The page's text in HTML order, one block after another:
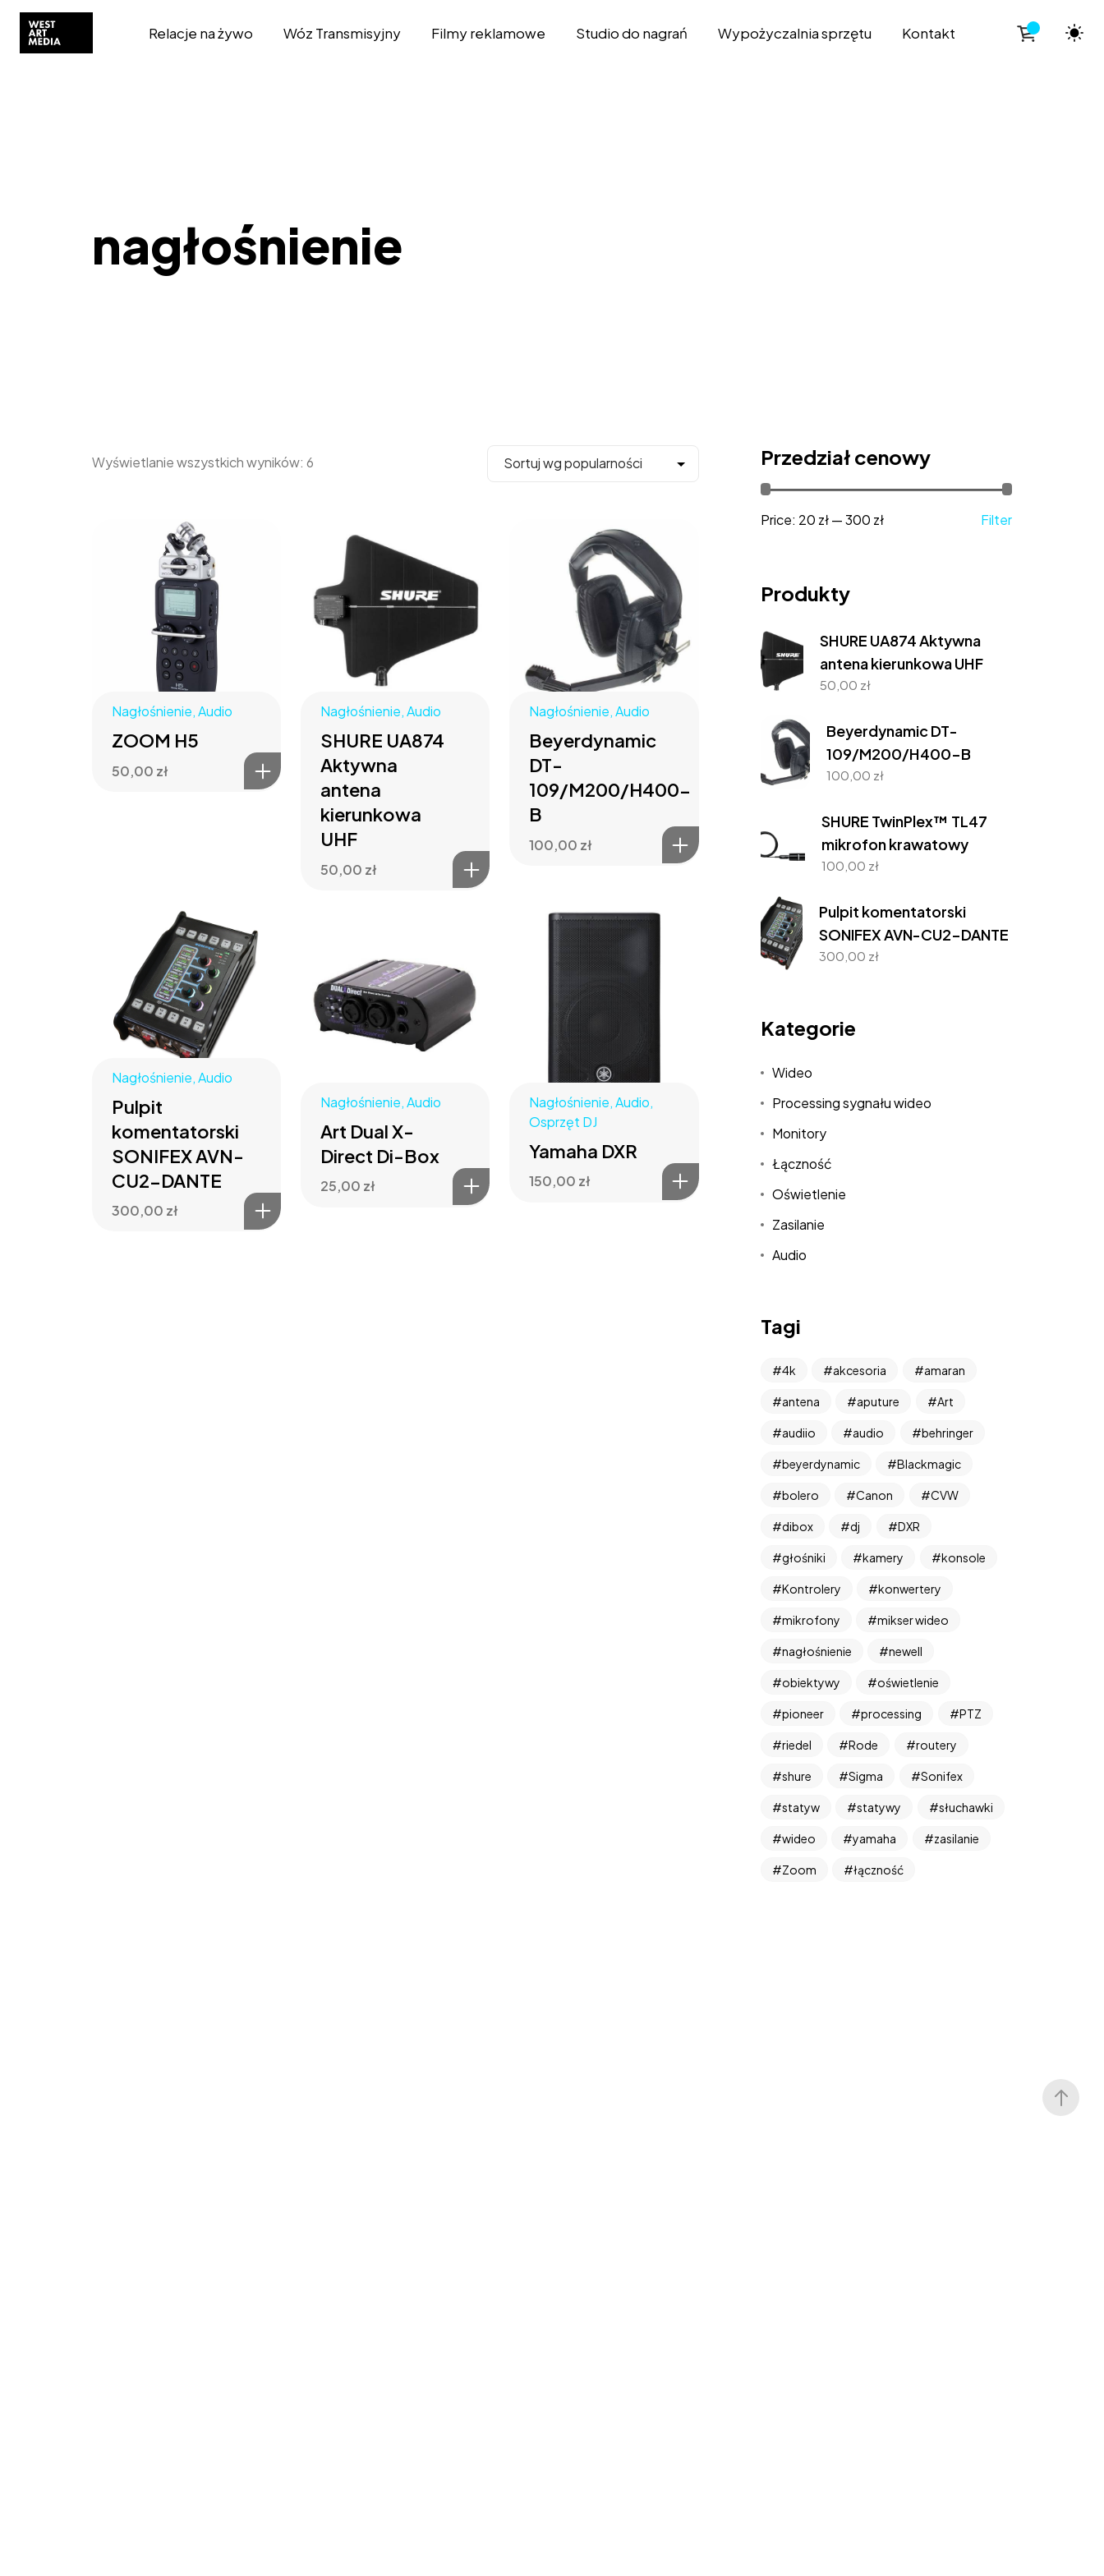
Relacje na żywo Wóz Transmisyjny Filmy reklamowe Studio do nagrań Wypożyczalnia sprzętu Kontakt
nagłośnienie
Wyświetlanie wszystkich wyników: 6
Nagłośnienie,Audio
ZOOM H5
50,00 zł
Nagłośnienie,Audio
SHURE UA874
Aktywna
antena
kierunkowa
UHF
50,00 zł
Nagłośnienie,Audio
Beyerdynamic
DT-
109/M200/H400-
B
100,00 zł
Nagłośnienie,Audio
Pulpit
komentatorski
SONIFEX AVN-
CU2-DANTE
300,00 zł
Nagłośnienie,Audio
Art Dual X-
Direct Di-Box
25,00 zł
Nagłośnienie,Audio,
Osprzęt DJ
Yamaha DXR
150,00 zł
Przedział cenowy
Filter
Price: 20 zł—300 zł
Produkty
SHURE UA874 Aktywna
antena kierunkowa UHF
50,00 zł
Beyerdynamic DT-
109/M200/H400-B
100,00 zł
SHURE TwinPlex™ TL47
mikrofon krawatowy
100,00 zł
Pulpit komentatorski
SONIFEX AVN-CU2-DANTE
300,00 zł
Kategorie
Wideo
Processing sygnału wideo
Monitory
Łączność
Oświetlenie
Zasilanie
Audio
Tagi
4k akcesoria amaran
antena aputure Art
audiio audio behringer
beyerdynamic Blackmagic
bolero Canon CVW
dibox dj DXR
głośniki kamery konsole
Kontrolery konwertery
mikrofony mikser wideo
nagłośnienie newell
obiektywy oświetlenie
pioneer processing PTZ
riedel Rode routery
shure Sigma Sonifex
statyw statywy słuchawki
wideo yamaha zasilanie
Zoom łączność